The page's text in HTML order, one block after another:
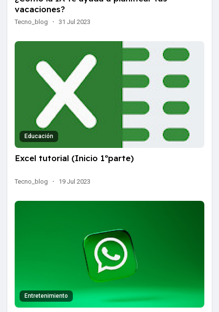
vacaciones?
Tecno_blog · 31 Jul 2023
Educación
Excel tutorial (Inicio 1ºparte)
Tecno_blog · 19 Jul 2023
Entretenimiento